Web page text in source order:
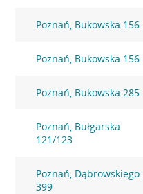
Poznań, Bukowska 156
Poznań, Bukowska 156
Poznań, Bukowska 285
Poznań, Bułgarska
121/123
Poznań, Dąbrowskiego
399